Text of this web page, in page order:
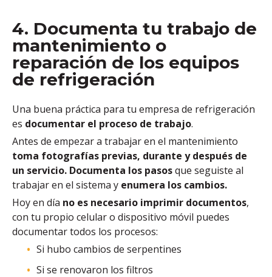
4. Documenta tu trabajo de
mantenimiento o
reparación de los equipos
de refrigeración
Una buena práctica para tu empresa de refrigeración
es documentar el proceso de trabajo.
Antes de empezar a trabajar en el mantenimiento
toma fotografías previas, durante y después de
un servicio. Documenta los pasosque seguiste al
trabajar en el sistema y enumera los cambios.
Hoy en día no es necesario imprimir documentos,
con tu propio celular o dispositivo móvil puedes
documentar todos los procesos:
Si hubo cambios de serpentines
Si se renovaron los filtros